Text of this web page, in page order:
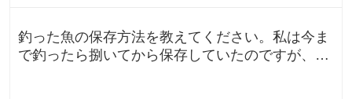
釣った魚の保存方法を教えてください。私は今ま
で釣ったら捌いてから保存していたのですが、人